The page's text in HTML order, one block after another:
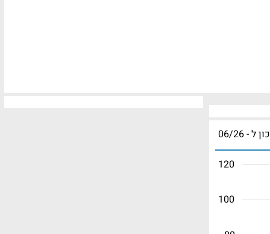
ל - 06/26
100
120